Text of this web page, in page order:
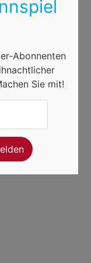
Abonnenten
Sie mit!